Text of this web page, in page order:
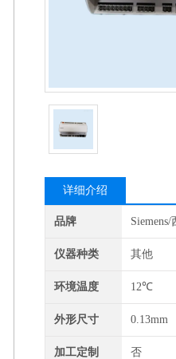
详细介绍
品牌
仪器种类 其他
环境温度 12℃
外形尺寸 0.13mm
加工定制 否